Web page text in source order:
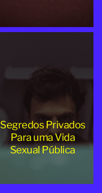
Segredos Privados
Para uma Vida
Sexual Pública